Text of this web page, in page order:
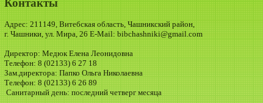
Контакты
Адрес: 211149, Витебская область, Чашникский район,
г. Чашники, ул. Мира, 26 E-Mail: bibchashniki@gmail.com
Директор: Медюк Елена Леонидовна
Телефон: 8 (02133) 6 27 18
Зам.директора: Папко Ольга Николаевна
Телефон: 8 (02133) 6 26 89
Санитарный день: последний четверг месяца